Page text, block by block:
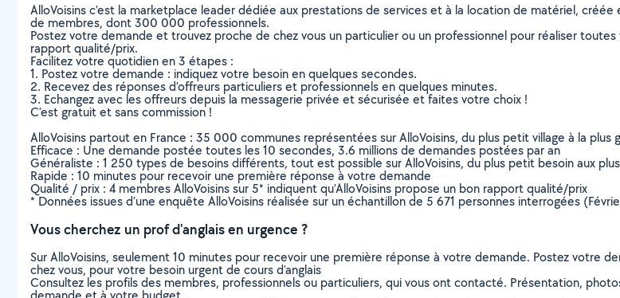
AlloVoisins c’est la marketplace leader dédiée aux prestations de services et à la location de matériel,
de membres, dont 300 000 professionnels.
Postez votre demande et trouvez proche de chez vous un particulier ou un professionnel pour réaliser
rapport qualité/prix.
Facilitez votre quotidien en 3 étapes :
1. Postez votre demande : indiquez votre besoin en quelques secondes.
2. Recevez des réponses d’offreurs particuliers et professionnels en quelques minutes.
3. Echangez avec les offreurs depuis la messagerie privée et sécurisée et faites votre choix !
C’est gratuit et sans commission !
AlloVoisins partout en France : 35 000 communes représentées sur AlloVoisins, du plus petit village à la
Efficace : Une demande postée toutes les 10 secondes, 3.6 millions de demandes postées par an
Généraliste : 1 250 types de besoins différents, tout est possible sur AlloVoisins, du plus petit besoin aux
Rapide : 10 minutes pour recevoir une première réponse à votre demande
Qualité / prix : 4 membres AlloVoisins sur 5* indiquent qu’AlloVoisins propose un bon rapport qualité/prix
* Données issues d’une enquête AlloVoisins réalisée sur un échantillon de 5 671 personnes interrogées
Vous cherchez un prof d'anglais en urgence ?
Sur AlloVoisins, seulement 10 minutes pour recevoir une première réponse à votre demande. Postez votre
chez vous, pour votre besoin urgent de cours d'anglais
Consultez les profils des membres, professionnels ou particuliers, qui vous ont contacté. Présentation,